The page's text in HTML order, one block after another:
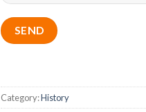
Category:History